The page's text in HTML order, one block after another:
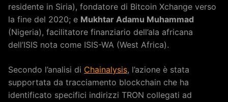
residente in Siria), fondatore di Bitcoin Xchange verso
la fine del 2020; e Mukhtar Adamu Muhammad
(Nigeria), facilitatore finanziario dell’ala africana
dell’ISIS nota come ISIS-WA (West Africa).
Secondo l’analisi di Chainalysis, l’azione è stata
supportata da tracciamento blockchain che ha
identificato specifici indirizzi TRON collegati ad